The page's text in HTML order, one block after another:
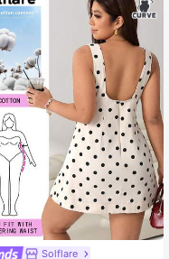
Solflare